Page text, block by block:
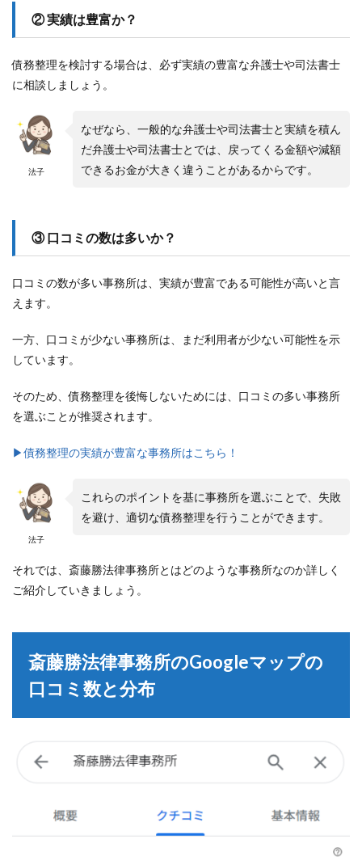
② 実績は豊富か？
債務整理を検討する場合は、必ず実績の豊富な弁護士や司法書士
に相談しましょう。
法子
なぜなら、一般的な弁護士や司法書士と実績を積ん
だ弁護士や司法書士とでは、戻ってくる金額や減額
できるお金が大きく違うことがあるからです。
③ 口コミの数は多いか？
口コミの数が多い事務所は、実績が豊富である可能性が高いと言
えます。
一方、口コミが少ない事務所は、まだ利用者が少ない可能性を示
しています。
そのため、債務整理を後悔しないためには、口コミの多い事務所
を選ぶことが推奨されます。
▶︎債務整理の実績が豊富な事務所はこちら！
法子
これらのポイントを基に事務所を選ぶことで、失敗
を避け、適切な債務整理を行うことができます。
それでは、斎藤勝法律事務所とはどのような事務所なのか詳しく
ご紹介していきましょう。
斎藤勝法律事務所のGoogleマップの
口コミ数と分布